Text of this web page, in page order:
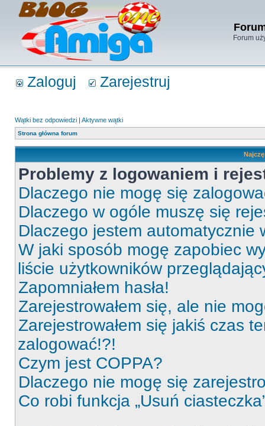
Forum
Zaloguj Zarejestruj
Wątki bez odpowiedzi | Aktywne wątki
Strona główna forum
Problemy z logowaniem i
Dlaczego nie mogę się
Dlaczego w ogóle muszę się
Dlaczego jestem automatycznie
W jaki sposób mogę zapobiec
liście użytkowników
Zapomniałem hasła!
Zarejestrowałem się, ale nie
Zarejestrowałem się jakiś czas
zalogować!?!
Czym jest COPPA?
Dlaczego nie mogę się
Co robi funkcja „Usuń